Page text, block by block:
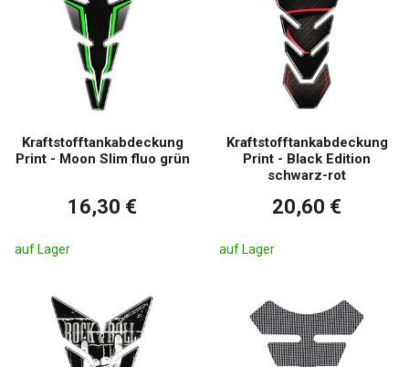
Kraftstofftankabdeckung
Print - Moon Slim fluo grün
16,30 €
auf Lager
Kraftstofftankabdeckung
Print - Black Edition
schwarz-rot
20,60 €
auf Lager